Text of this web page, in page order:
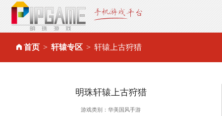
首页 轩辕专区 轩辕上古狩猎
明珠轩辕上古狩猎
游戏类别：华美国风手游